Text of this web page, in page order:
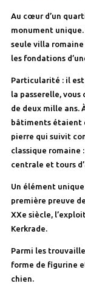
Au cœur d’un
monument
seule villa romaine
les fondations
Particularité : il est
la passerelle,
de deux mille ans.
bâtiments étaient
pierre qui suivit
classique romaine
centrale et tours
Un élément
première preuve
XXe siècle,
Kerkrade.
Parmi les
forme de figurine
chien.